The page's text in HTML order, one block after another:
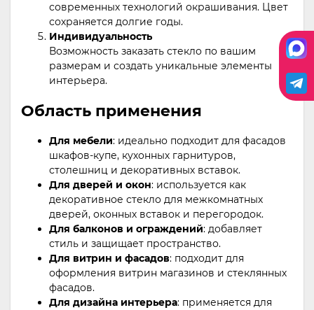
современных технологий окрашивания. Цвет
сохраняется долгие годы.
Индивидуальность
Возможность заказать стекло по вашим
размерам и создать уникальные элементы
интерьера.
Область применения
Для мебели: идеально подходит для фасадов
шкафов-купе, кухонных гарнитуров,
столешниц и декоративных вставок.
Для дверей и окон: используется как
декоративное стекло для межкомнатных
дверей, оконных вставок и перегородок.
Для балконов и ограждений: добавляет
стиль и защищает пространство.
Для витрин и фасадов: подходит для
оформления витрин магазинов и стеклянных
фасадов.
Для дизайна интерьера: применяется для